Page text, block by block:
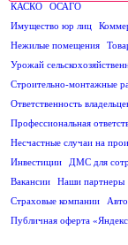
КАСКО ОСАГО
Имущество юр лиц
Нежилые помещения
Урожай
Строительно-монтажные
Ответственность
Профессиональная
Несчастные случаи на
Инвестиции
ДМС для
Вакансии
Наши партнеры
Страховые компании
Публичная оферта